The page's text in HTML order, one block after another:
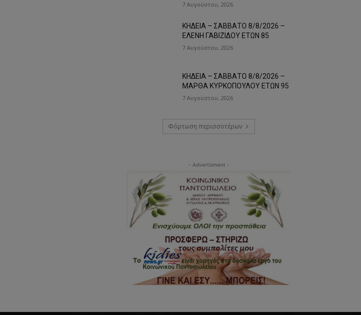
7 Αυγούστου, 2026
ΚΗΔΕΙΑ – ΣΑΒΒΑΤΟ 8/8/2026 –
ΕΛΕΝΗ ΓΑΒΙΖΙΔΟΥ ΕΤΩΝ 85
7 Αυγούστου, 2026
ΚΗΔΕΙΑ – ΣΑΒΒΑΤΟ 8/8/2026 –
ΜΑΡΘΑ ΚΥΡΚΟΠΟΥΛΟΥ ΕΤΩΝ 95
7 Αυγούστου, 2026
Φόρτωση περισσοτέρων
- Advertisment -